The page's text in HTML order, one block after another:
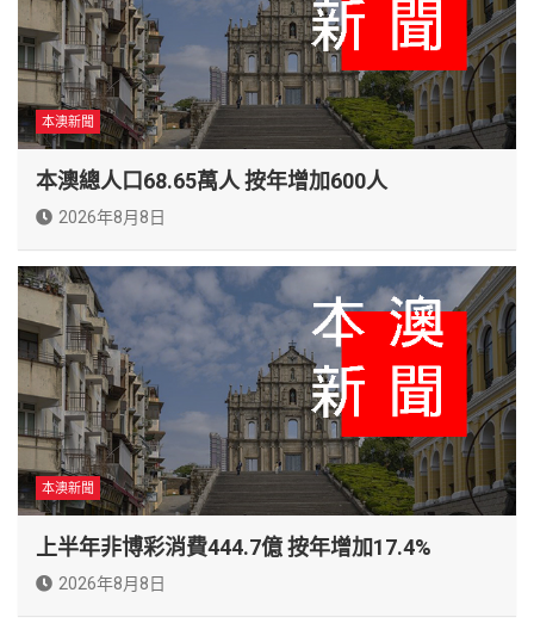
本澳新聞
本澳總人口68.65萬人 按年增加600人
2026年8月8日
本澳新聞
上半年非博彩消費444.7億 按年增加17.4%
2026年8月8日